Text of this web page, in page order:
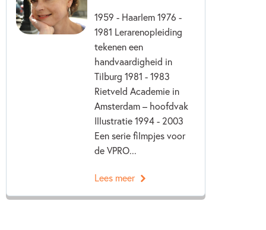
1959 - Haarlem 1976 -
1981 Lerarenopleiding
tekenen een
handvaardigheid in
Tilburg 1981 - 1983
Rietveld Academie in
Amsterdam – hoofdvak
Illustratie 1994 - 2003
Een serie filmpjes voor
de VPRO...
Lees meer